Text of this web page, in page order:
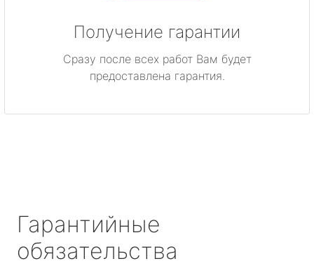
Получение гарантии
Сразу после всех работ Вам будет
предоставлена гарантия.
Гарантийные
обязательства